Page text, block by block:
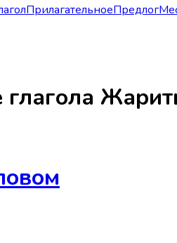
ПрилагательноеПредлог